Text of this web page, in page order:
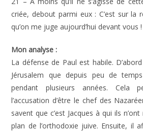
criée, debout parmi eux : C’est sur la
qu’on me juge aujourd’hui devant vous !
Mon analyse :
La défense de Paul est habile.
Jérusalem que depuis peu de
pendant plusieurs années. Cela
l’accusation d’être le chef des
savent que c’est Jacques à qui ils
plan de l’orthodoxie juive. Ensuite, il